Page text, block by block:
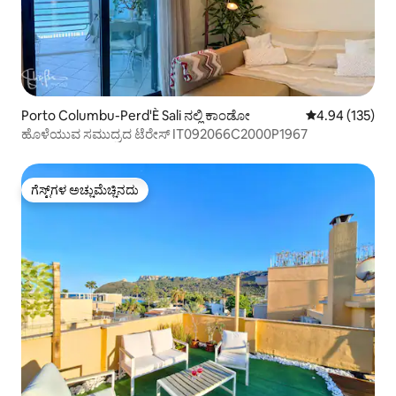
Porto Columbu-Perd'È Sali ನಲ್ಲಿ ಕಾಂಡೋ 5 ರಲ್ಲಿ 4.94
4.94 (135)
ಹೊಳೆಯುವ ಸಮುದ್ರದ ಟೆರೇಸ್ IT092066C2000P1967
ಗೆಸ್ಟ್‌ಗಳ ಅಚ್ಚುಮೆಚ್ಚಿನದು
ಗೆಸ್ಟ್‌ಗಳ ಅಚ್ಚುಮೆಚ್ಚಿನದು